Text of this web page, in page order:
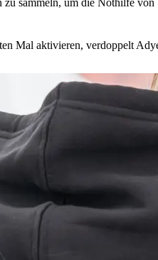
Mal aktivieren, verdoppelt